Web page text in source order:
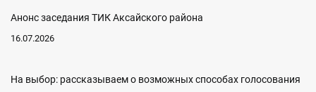
Анонс заседания ТИК Аксайского района
16.07.2026
На выбор: рассказываем о возможных способах голосования